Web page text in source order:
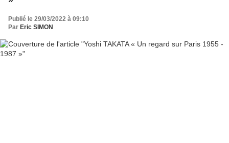
Publié le 29/03/2022 à 09:10
Par Eric SIMON